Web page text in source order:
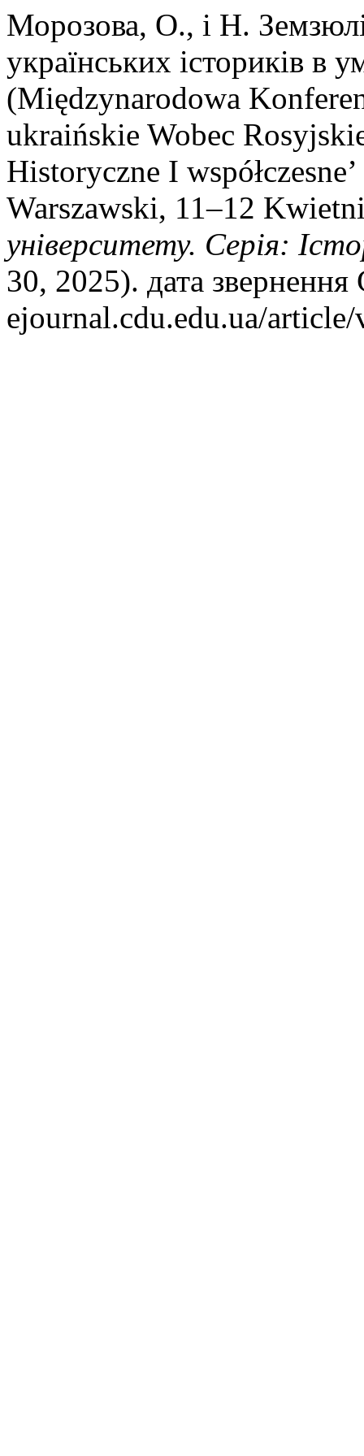
Морозова, О., і Н.
українських істориків в
(Międzynarodowa
ukraińskie Wobec
Historyczne I
Warszawski, 11–12
університету. Серія:
30, 2025). дата
ejournal.cdu.edu.ua/